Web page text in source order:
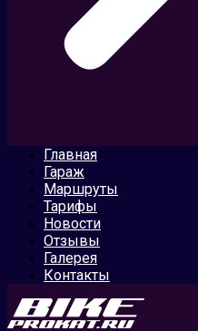
Главная
Гараж
Маршруты
Тарифы
Новости
Отзывы
Галерея
Контакты